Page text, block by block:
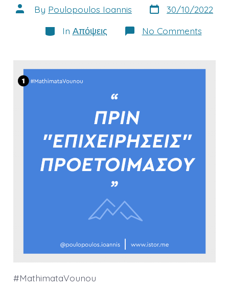
Post
author
By Poulopoulos Ioannis Post
date
30/10/2022
Categories
In Απόψεις No Commentson
#MathimataVounou